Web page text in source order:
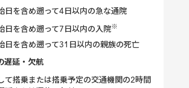
日を含め遡って4日以内の急な通院
日を含め遡って7日以内の入院※
日を含め遡って31日以内の親族の死亡
遅延・欠航
て搭乗または搭乗予定の交通機関の2時間